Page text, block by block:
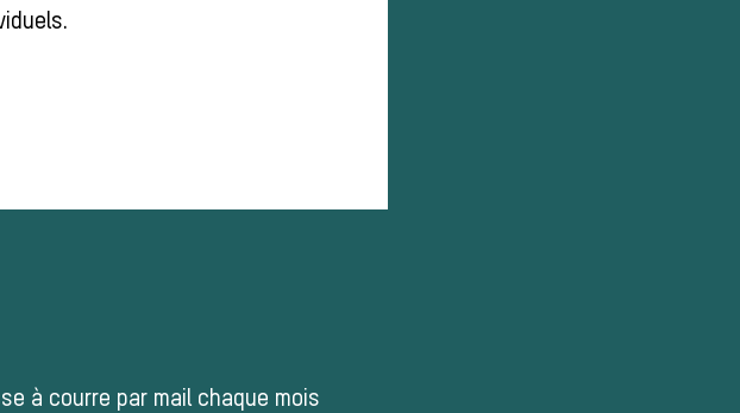
à courre par mail chaque mois